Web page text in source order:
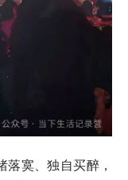
寞、独自买醉，